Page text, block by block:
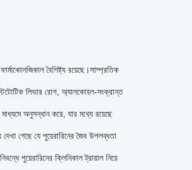
বৈশিষ্ট্য রয়েছে।সাম্প্রতিক
লিভার রোগ, অ্যালকোহল-সংক্রান্ত
অনুসন্ধান করে, যার মধ্যে রয়েছে
গেছে যে পুয়েরারিনের জৈব উপলব্ধতা
পুয়েরারিনের ক্লিনিকাল ট্রায়াল নিয়ে